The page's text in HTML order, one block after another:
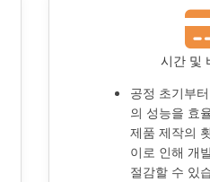
시간 및
공정 초기부
의 성능을 효
제품 제작의
이로 인해 개
절감할 수 있